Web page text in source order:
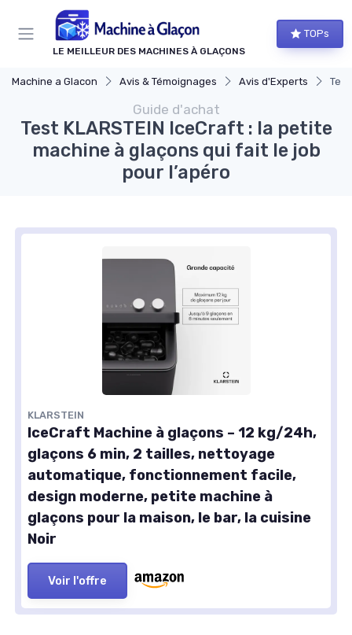
LE MEILLEUR DES MACHINES À GLAÇONS
TOPs
Machine a Glacon Avis & Témoignages Avis d'Experts
Guide d'achat
Test KLARSTEIN IceCraft : la petite
machine à glaçons qui fait le job
pour l’apéro
KLARSTEIN
IceCraft Machine à glaçons – 12 kg/24h,
glaçons 6 min, 2 tailles, nettoyage
automatique, fonctionnement facile,
design moderne, petite machine à
glaçons pour la maison, le bar, la cuisine
Noir
Voir l'offre
Panneau de gestion des cookies